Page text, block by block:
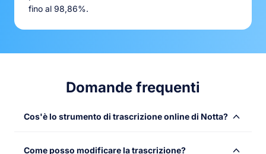
fino al 98,86%.
Domande frequenti
Cos'è lo strumento di trascrizione online di Notta?
audio o video in testo con velocità e precisione. Carica
Come posso modificare la trascrizione?